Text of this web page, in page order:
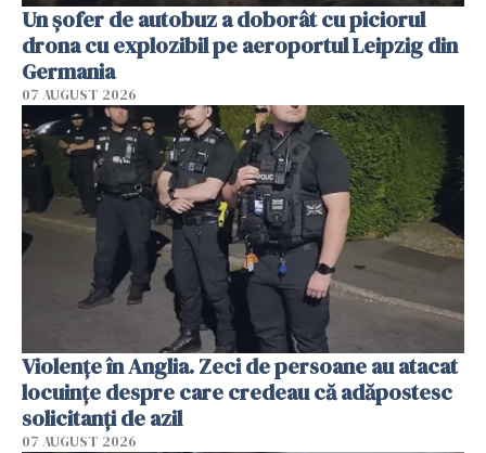
Un șofer de autobuz a doborât cu piciorul
drona cu explozibil pe aeroportul Leipzig din
Germania
07 AUGUST 2026
Violenţe în Anglia. Zeci de persoane au atacat
locuinţe despre care credeau că adăpostesc
solicitanţi de azil
07 AUGUST 2026